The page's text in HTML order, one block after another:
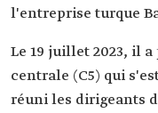
l'entreprise turque
Le 19 juillet 2023, il
centrale (C5) qui
réuni les dirigeants